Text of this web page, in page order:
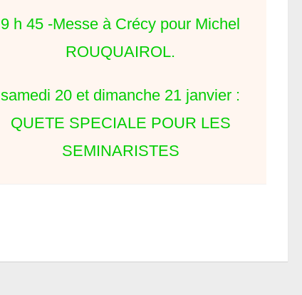
9 h 45 -Messe à Crécy pour Michel
ROUQUAIROL.
samedi 20 et dimanche 21 janvier :
QUETE SPECIALE POUR LES
SEMINARISTES